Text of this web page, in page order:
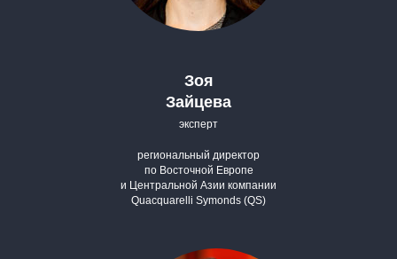
Зоя
Зайцева
эксперт
региональный директор
по Восточной Европе
и Центральной Азии компании
Quacquarelli Symonds (QS)